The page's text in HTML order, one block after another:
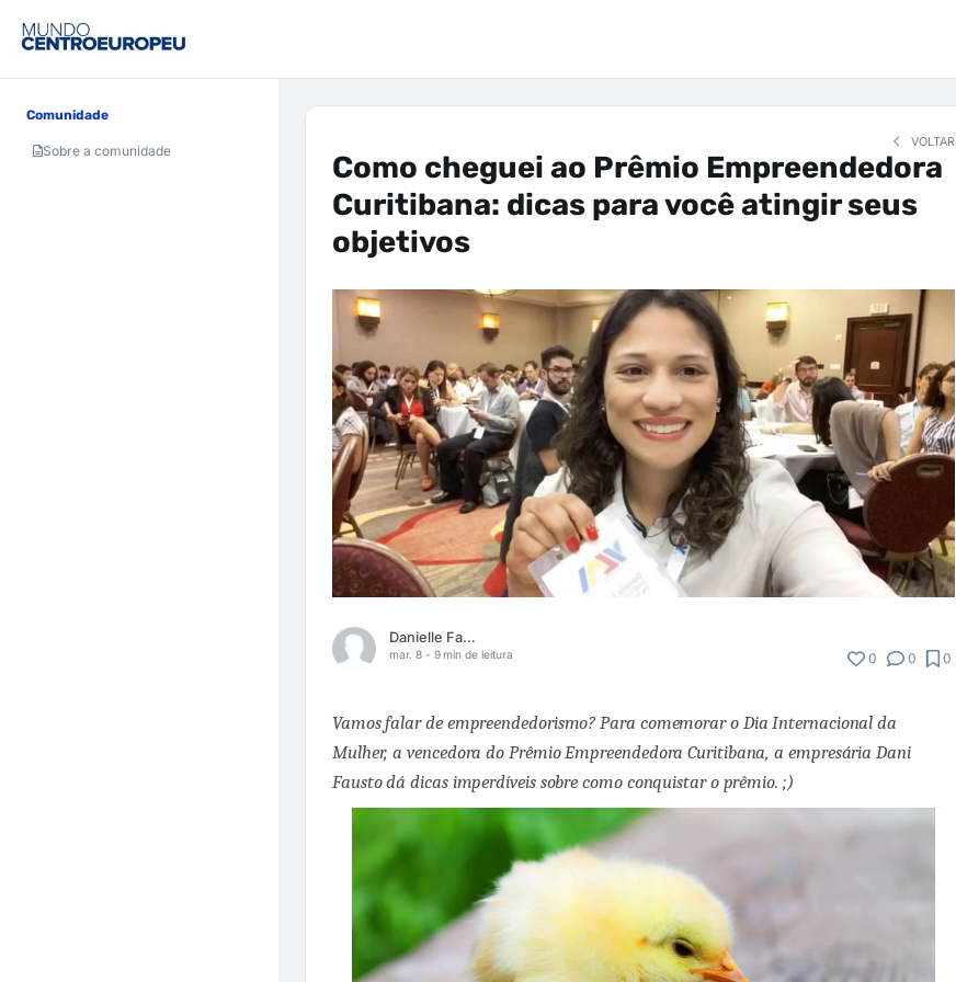
Comunidade
Sobre a comunidade
VOLTAR
Como cheguei ao Prêmio Empreendedora
Curitibana: dicas para você atingir seus
objetivos
Danielle Fausto
mar. 8 - 9 min de leitura 0 0 0
Vamos falar de empreendedorismo? Para comemorar o Dia Internacional da
Mulher, a vencedora do Prêmio Empreendedora Curitibana, a empresária Dani
Fausto dá dicas imperdíveis sobre como conquistar o prêmio. ;)